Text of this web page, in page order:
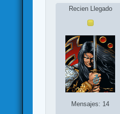
Recien Llegado
Mensajes: 14